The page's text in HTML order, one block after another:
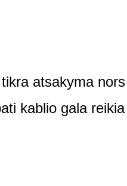
atsakyma
kablio gala